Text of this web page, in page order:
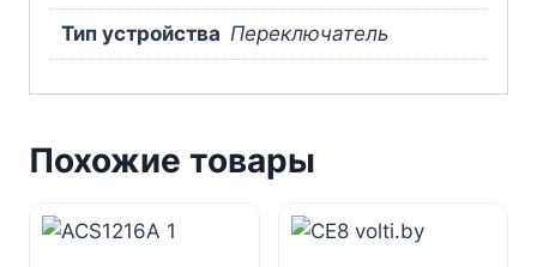
Тип устройства Переключатель
Похожие товары